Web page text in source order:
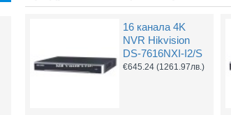
16 канален NVR
Hikvision DS-
7616NXI-K2
€323.76(633.22лв.)
16 канала 4K
NVR Hikvision
DS-7616NXI-I2/S
€645.24 (1261.97лв.)